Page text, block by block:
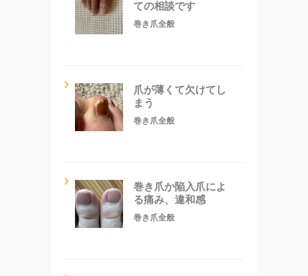
ての相談です
巻き爪全般
爪が薄くて欠けてし
まう
巻き爪全般
巻き爪か陥入爪によ
る痛み、違和感
巻き爪全般